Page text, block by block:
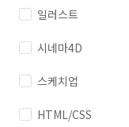
일러스트
시네마4D
스케치업
HTML/CSS